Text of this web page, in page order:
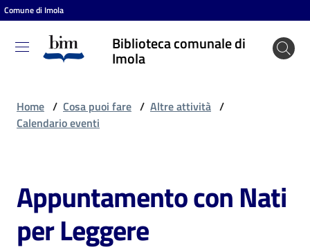
Vai al contenuto
Vai alla navigazione
Vai al footer
Comune di Imola
Biblioteca comunale di
Imola
Biblioteca
comunale
Cosa
puoi
fare
Home / Cosa puoi fare / Altre attività /
Calendario eventi
Salta al contenuto
Appuntamento con Nati
per Leggere